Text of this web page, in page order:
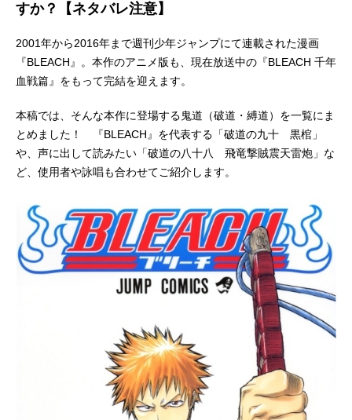
すか？【ネタバレ注意】
2001年から2016年まで週刊少年ジャンプにて連載された漫画
『BLEACH』。本作のアニメ版も、現在放送中の『BLEACH 千年
血戦篇』をもって完結を迎えます。
本稿では、そんな本作に登場する鬼道（破道・縛道）を一覧にま
とめました！ 『BLEACH』を代表する「破道の九十 黒棺」
や、声に出して読みたい「破道の八十八 飛竜撃賊震天雷炮」な
ど、使用者や詠唱も合わせてご紹介します。